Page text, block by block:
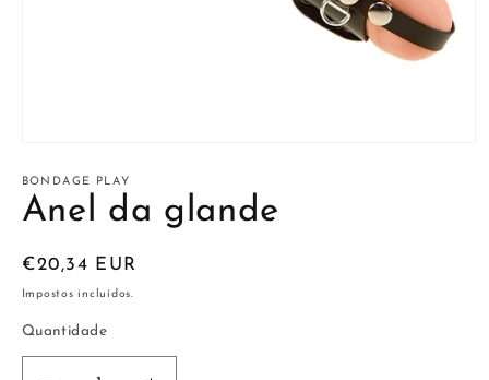
multimédia
em
BONDAGE PLAY
Anel da glande
Preço
normal
€20,34 EUR
Impostos incluídos.
Quantidade